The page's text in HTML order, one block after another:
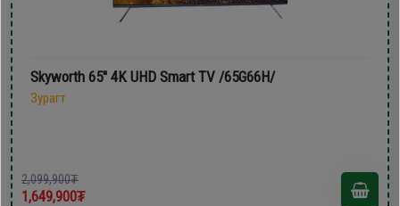
Skyworth 65'' 4K UHD Smart TV /65G66H/
Зурагт
2,099,900₮
1,649,900₮